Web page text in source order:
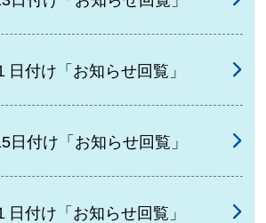
日付け「お知らせ回覧」
日付け「お知らせ回覧」
日付け「お知らせ回覧」